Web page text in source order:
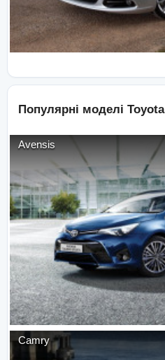
Популярні моделі Toyota
Avensis
Camry